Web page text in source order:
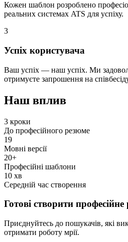
Кожен шаблон розроблено
реальних системах ATS для успіху.
3
Успіх користувача
Ваш успіх — наш успіх. Ми
отримуєте запрошення на
Наш вплив
3 кроки
До професійного резюме
19
Мовні версії
20+
Професійні шаблони
10 хв
Середній час створення
Готові створити
Приєднуйтесь до пошукачів, які
отримати роботу мрії.